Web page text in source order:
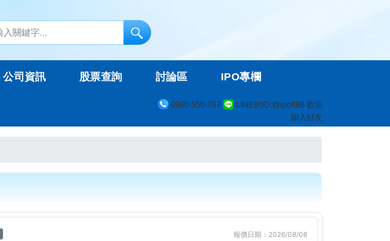
0960-550-797
LINE的ID:@ipo888 歡迎
加入好友
公司資訊 股票查詢 討論區 IPO專欄
報價日期：2026/08/08